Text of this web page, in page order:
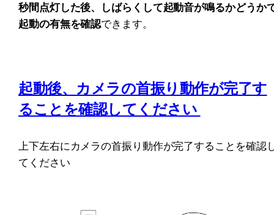
秒間点灯した後、しばらくして起動音が鳴るかどうか
起動の有無を確認できます。
起動後、カメラの首振り動作が完了す
ることを確認してください
上下左右にカメラの首振り動作が完了することを確認
てください